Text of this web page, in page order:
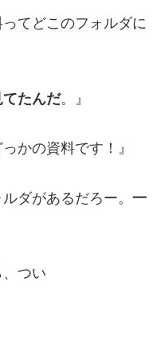
てどこのフォルダに
てたんだ。』
かの資料です！』
ダがあるだろー。 一
つい